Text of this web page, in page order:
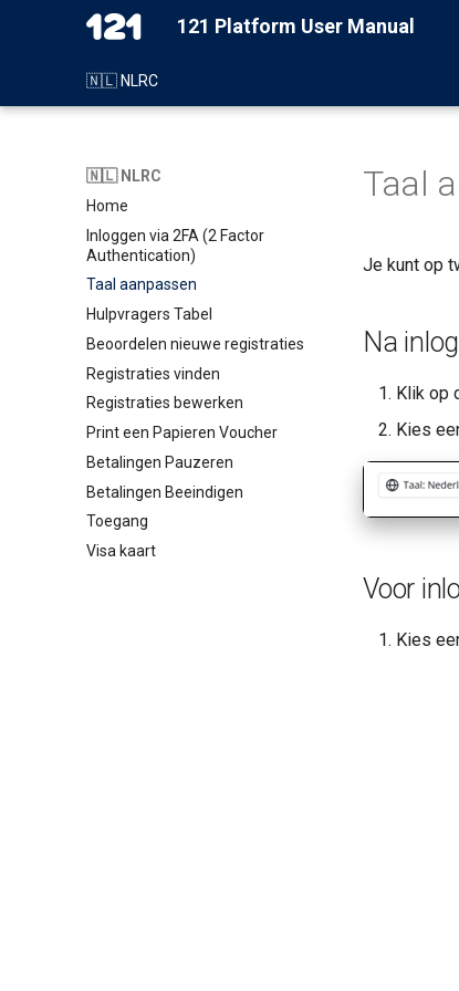
121 Platform User Manual
🇳🇱 NLRC
🇳🇱 NLRC
Home
Inloggen via 2FA (2 Factor
Authentication)
Taal aanpassen
Hulpvragers Tabel
Beoordelen nieuwe registraties
Registraties vinden
Registraties bewerken
Print een Papieren Voucher
Betalingen Pauzeren
Betalingen Beeindigen
Toegang
Visa kaart
Taal
Je kunt op
Na
Klik op
Kies
Voor
Kies